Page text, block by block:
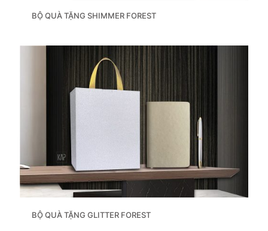
BỘ QUÀ TẶNG SHIMMER FOREST
BỘ QUÀ TẶNG GLITTER FOREST